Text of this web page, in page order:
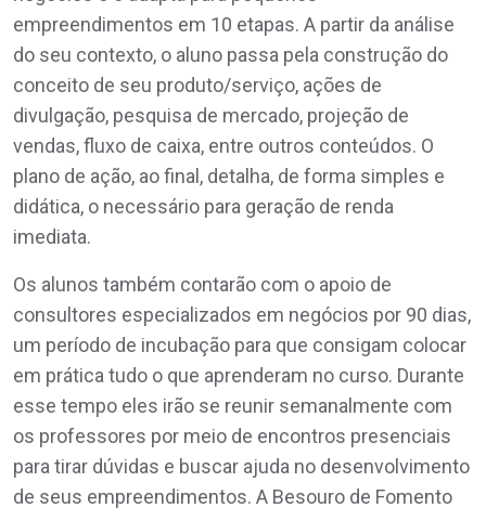
empreendimentos em 10 etapas. A partir da análise
do seu contexto, o aluno passa pela construção do
conceito de seu produto/serviço, ações de
divulgação, pesquisa de mercado, projeção de
vendas, fluxo de caixa, entre outros conteúdos. O
plano de ação, ao final, detalha, de forma simples e
didática, o necessário para geração de renda
imediata.
Os alunos também contarão com o apoio de
consultores especializados em negócios por 90 dias,
um período de incubação para que consigam colocar
em prática tudo o que aprenderam no curso. Durante
esse tempo eles irão se reunir semanalmente com
os professores por meio de encontros presenciais
para tirar dúvidas e buscar ajuda no desenvolvimento
de seus empreendimentos. A Besouro de Fomento